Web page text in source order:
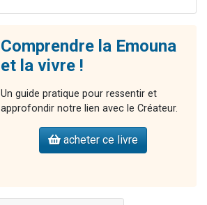
Comprendre la Emouna
et la vivre !
Un guide pratique pour ressentir et
approfondir notre lien avec le Créateur.
acheter ce livre